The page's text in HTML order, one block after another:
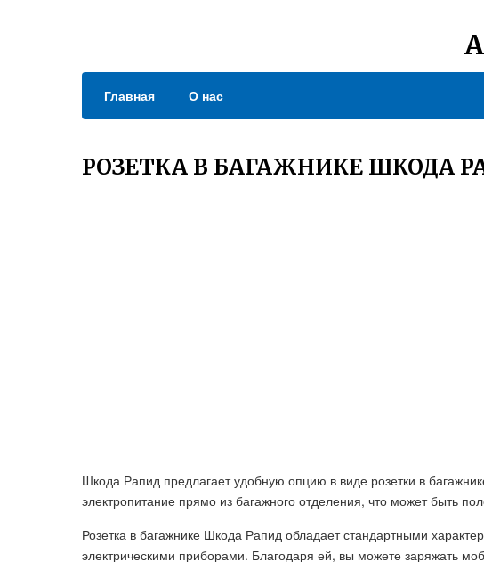
Главная О нас
РОЗЕТКА В БАГАЖНИКЕ ШКОДА
Шкода Рапид предлагает удобную опцию в виде розетки в
электропитание прямо из багажного отделения, что может быть
Розетка в багажнике Шкода Рапид обладает стандартными
электрическими приборами. Благодаря ей, вы можете заряжать